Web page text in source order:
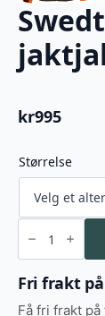
kr995
Størrelse
Swedteam
Ridge
Junior
jaktjakke
orange
neon
Fri frakt
Få fri frakt